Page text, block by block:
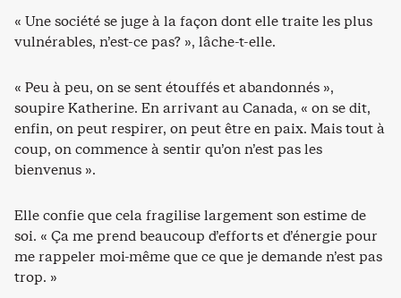
« Une société se juge à la façon dont elle traite les plus
vulnérables, n’est-ce pas? », lâche-t-elle.
« Peu à peu, on se sent étouffés et abandonnés »,
soupire Katherine. En arrivant au Canada, « on se dit,
enfin, on peut respirer, on peut être en paix. Mais tout à
coup, on commence à sentir qu’on n’est pas les
bienvenus ».
Elle confie que cela fragilise largement son estime de
soi. « Ça me prend beaucoup d’efforts et d’énergie pour
me rappeler moi-même que ce que je demande n’est pas
trop. »